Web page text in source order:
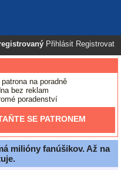
Přihlásit Registrovat
na poradně
bez reklam
poradenství
SE PATRONEM
milióny fanúšikov. Až na